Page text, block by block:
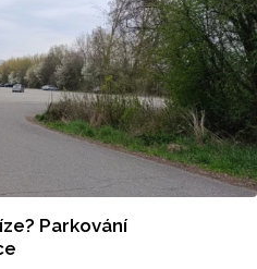
Parkování